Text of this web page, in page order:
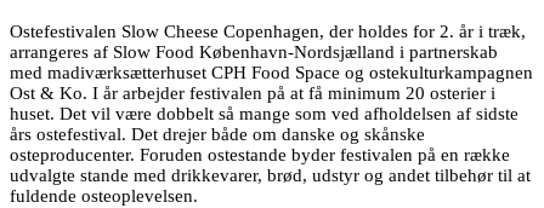
Ostefestivalen Slow Cheese Copenhagen, der holdes for 2. år i træk,
arrangeres af Slow Food København-Nordsjælland i partnerskab
med madiværksætterhuset CPH Food Space og ostekulturkampagnen
Ost & Ko. I år arbejder festivalen på at få minimum 20 osterier i
huset. Det vil være dobbelt så mange som ved afholdelsen af sidste
års ostefestival. Det drejer både om danske og skånske
osteproducenter. Foruden ostestande byder festivalen på en række
udvalgte stande med drikkevarer, brød, udstyr og andet tilbehør til at
fuldende osteoplevelsen.